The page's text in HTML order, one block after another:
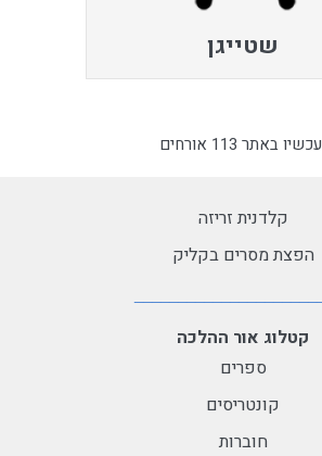
שטייגן
עכשיו באתר 113 אורחים
קלדנית זריזה
הפצת מסרים בקליק
קטלוג אור ההלכה
ספרים
קונטריסים
חוברות